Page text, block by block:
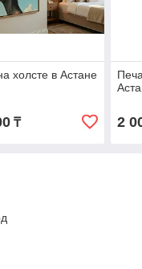
холсте в Астане
₸ 2